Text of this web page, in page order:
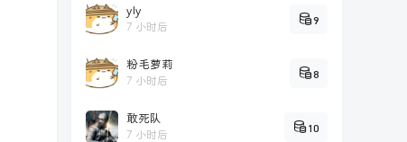
yly
7 小时后
9
粉毛萝莉
7 小时后
8
敢死队
7 小时后
10